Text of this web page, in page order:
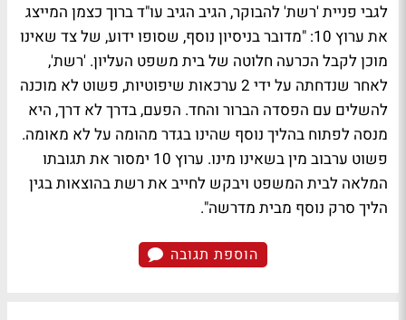
לגבי פניית 'רשת' להבוקר, הגיב הגיב עו"ד ברוך כצמן המייצג
את ערוץ 10: "מדובר בניסיון נוסף, שסופו ידוע, של צד שאינו
מוכן לקבל הכרעה חלוטה של בית משפט העליון. 'רשת',
לאחר שנדחתה על ידי 2 ערכאות שיפוטיות, פשוט לא מוכנה
להשלים עם הפסדה הברור והחד. הפעם, בדרך לא דרך, היא
מנסה לפתוח בהליך נוסף שהינו בגדר מהומה על לא מאומה.
פשוט ערבוב מין בשאינו מינו. ערוץ 10 ימסור את תגובתו
המלאה לבית המשפט ויבקש לחייב את רשת בהוצאות בגין
הליך סרק נוסף מבית מדרשה".
הוספת תגובה